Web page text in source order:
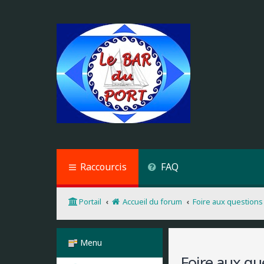
Raccourcis FAQ
Portail Accueil du forum Foire aux questions
Menu